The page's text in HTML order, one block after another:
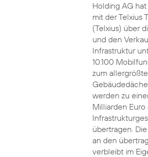
Holding AG
mit der Telxius
(Telxius) über
und den
Infrastruktur
10.100
zum
werden zu
Milliarden Euro
übertragen.
an den
verbleibt im